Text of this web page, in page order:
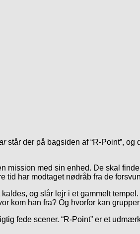
står der på bagsiden af “R-Point”,
med sin enhed. De skal
har modtaget nødråb fra de
og slår lejr i et gammelt
kom han fra? Og hvorfor kan
fede scener. “R-Point” er et